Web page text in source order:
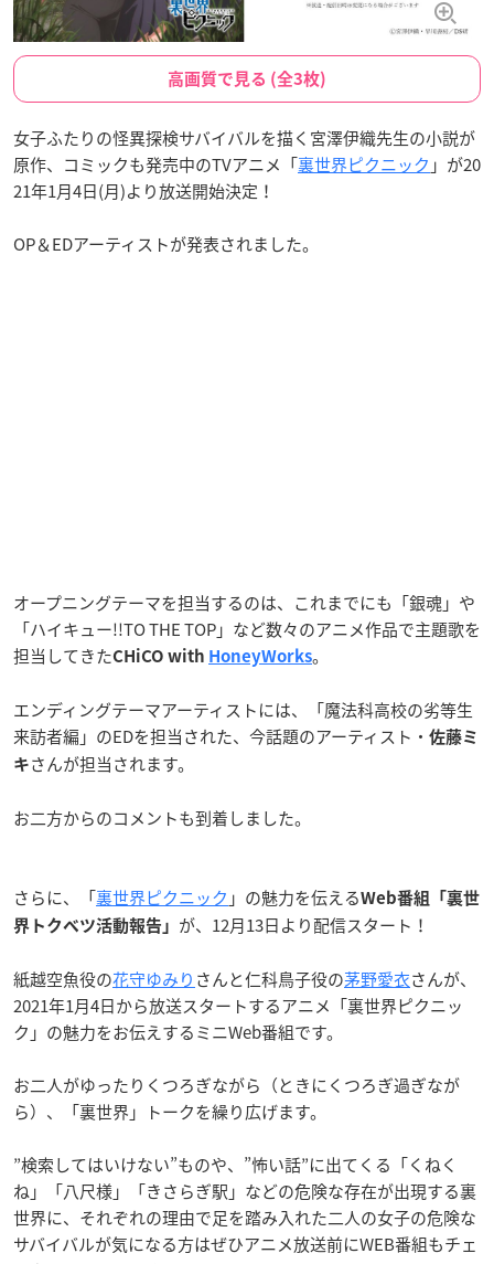
高画質で見る (全3枚)
女子ふたりの怪異探検サバイバルを描く宮澤伊織先生の小説が
原作、コミックも発売中のTVアニメ「裏世界ピクニック 」が20
21年1月4日(月)より放送開始決定！
OP＆EDアーティストが発表されました。
オープニングテーマを担当するのは、これまでにも「銀魂」や
「ハイキュー!!TO THE TOP」など数々のアニメ作品で主題歌を
担当してきたCHiCO with HoneyWorks。
エンディングテーマアーティストには、「魔法科高校の劣等生
来訪者編」のEDを担当された、今話題のアーティスト・ 佐藤ミ
キ さんが担当されます。
お二方からのコメントも到着しました。
さらに、「裏世界ピクニック 」の魅力を伝えるWeb番組「裏世
界トクベツ活動報告」 が、12月13日より配信スタート！
紙越空魚役の花守ゆみり さんと仁科鳥子役の茅野愛衣さんが、
2021年1月4日から放送スタートするアニメ「裏世界ピクニッ
ク」の魅力をお伝えするミニWeb番組です。
お二人がゆったりくつろぎながら（ときにくつろぎ過ぎなが
ら）、「裏世界」トークを繰り広げます。
”検索してはいけない”ものや、”怖い話”に出てくる「くねく
ね」「八尺様」「きさらぎ駅」などの危険な存在が出現する裏
世界に、それぞれの理由で足を踏み入れた二人の女子の危険な
サバイバルが気になる方はぜひアニメ放送前にWEB番組もチェ